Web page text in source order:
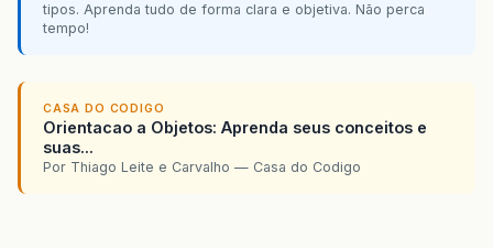
tipos. Aprenda tudo de forma clara e objetiva. Não perca
tempo!
CASA DO CODIGO
Orientacao a Objetos: Aprenda seus conceitos e
suas...
Por Thiago Leite e Carvalho — Casa do Codigo